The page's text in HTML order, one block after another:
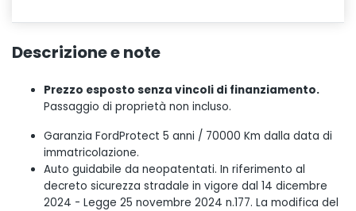
Descrizione e note
Prezzo esposto senza vincoli di finanziamento.
Passaggio di proprietà non incluso.
Garanzia FordProtect 5 anni / 70000 Km dalla data di
immatricolazione.
Auto guidabile da neopatentati. In riferimento al
decreto sicurezza stradale in vigore dal 14 dicembre
2024 - Legge 25 novembre 2024 n.177. La modifica del